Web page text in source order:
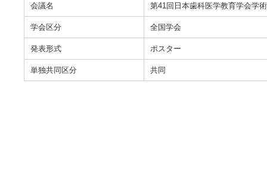
会議名 第41回日本歯科医学教育学会学
学会区分 全国学会
発表形式 ポスター
単独共同区分 共同